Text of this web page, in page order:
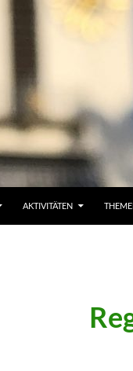
AKTIVITÄTEN